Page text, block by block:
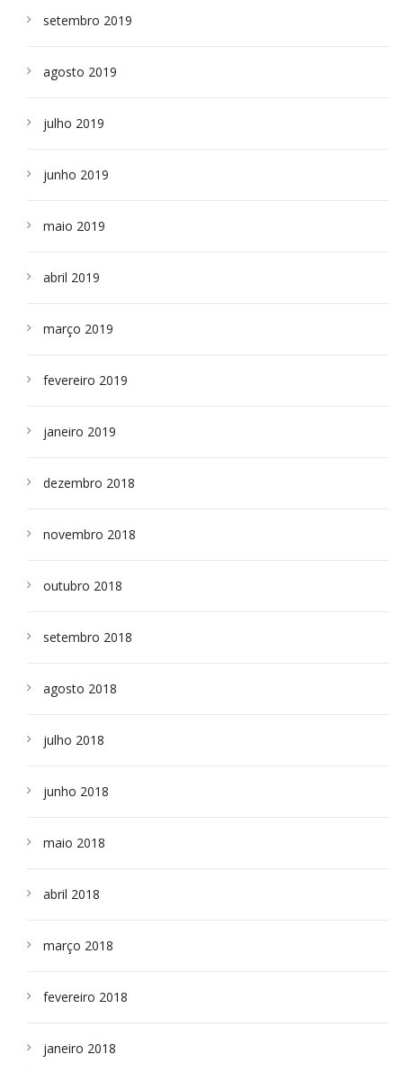
setembro 2019
agosto 2019
julho 2019
junho 2019
maio 2019
abril 2019
março 2019
fevereiro 2019
janeiro 2019
dezembro 2018
novembro 2018
outubro 2018
setembro 2018
agosto 2018
julho 2018
junho 2018
maio 2018
abril 2018
março 2018
fevereiro 2018
janeiro 2018